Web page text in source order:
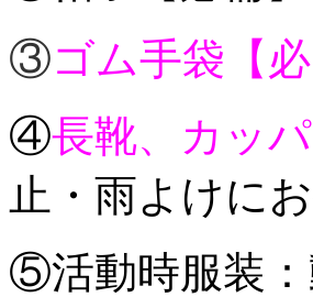
③ゴム手袋【必
④長靴、カッパ
止・雨よけに
⑤活動時服装